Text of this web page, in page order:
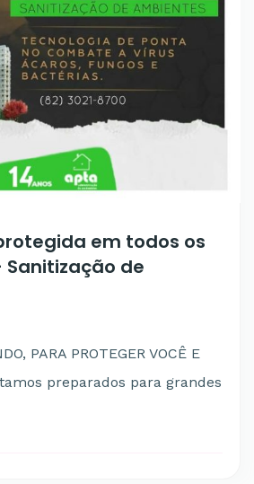
em todos os
de
PARA PROTEGER VOCÊ E
preparados para grandes